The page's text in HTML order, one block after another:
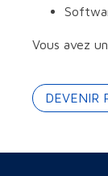
Vous avez
DEVENIR